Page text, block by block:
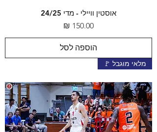
אוסטין וויילי - מדי 24/25
מחיר
הוספה לסל
מלאי מוגבל 🚩